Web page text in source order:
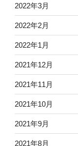
2022年3月
2022年2月
2022年1月
2021年12月
2021年11月
2021年10月
2021年9月
2021年8月